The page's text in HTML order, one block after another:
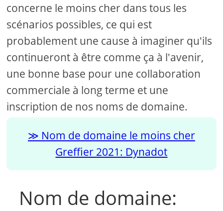
concerne le moins cher dans tous les
scénarios possibles, ce qui est
probablement une cause à imaginer qu'ils
continueront à être comme ça à l'avenir,
une bonne base pour une collaboration
commerciale à long terme et une
inscription de nos noms de domaine.
Nom de domaine le moins cher
Greffier 2021: Dynadot
Nom de domaine: